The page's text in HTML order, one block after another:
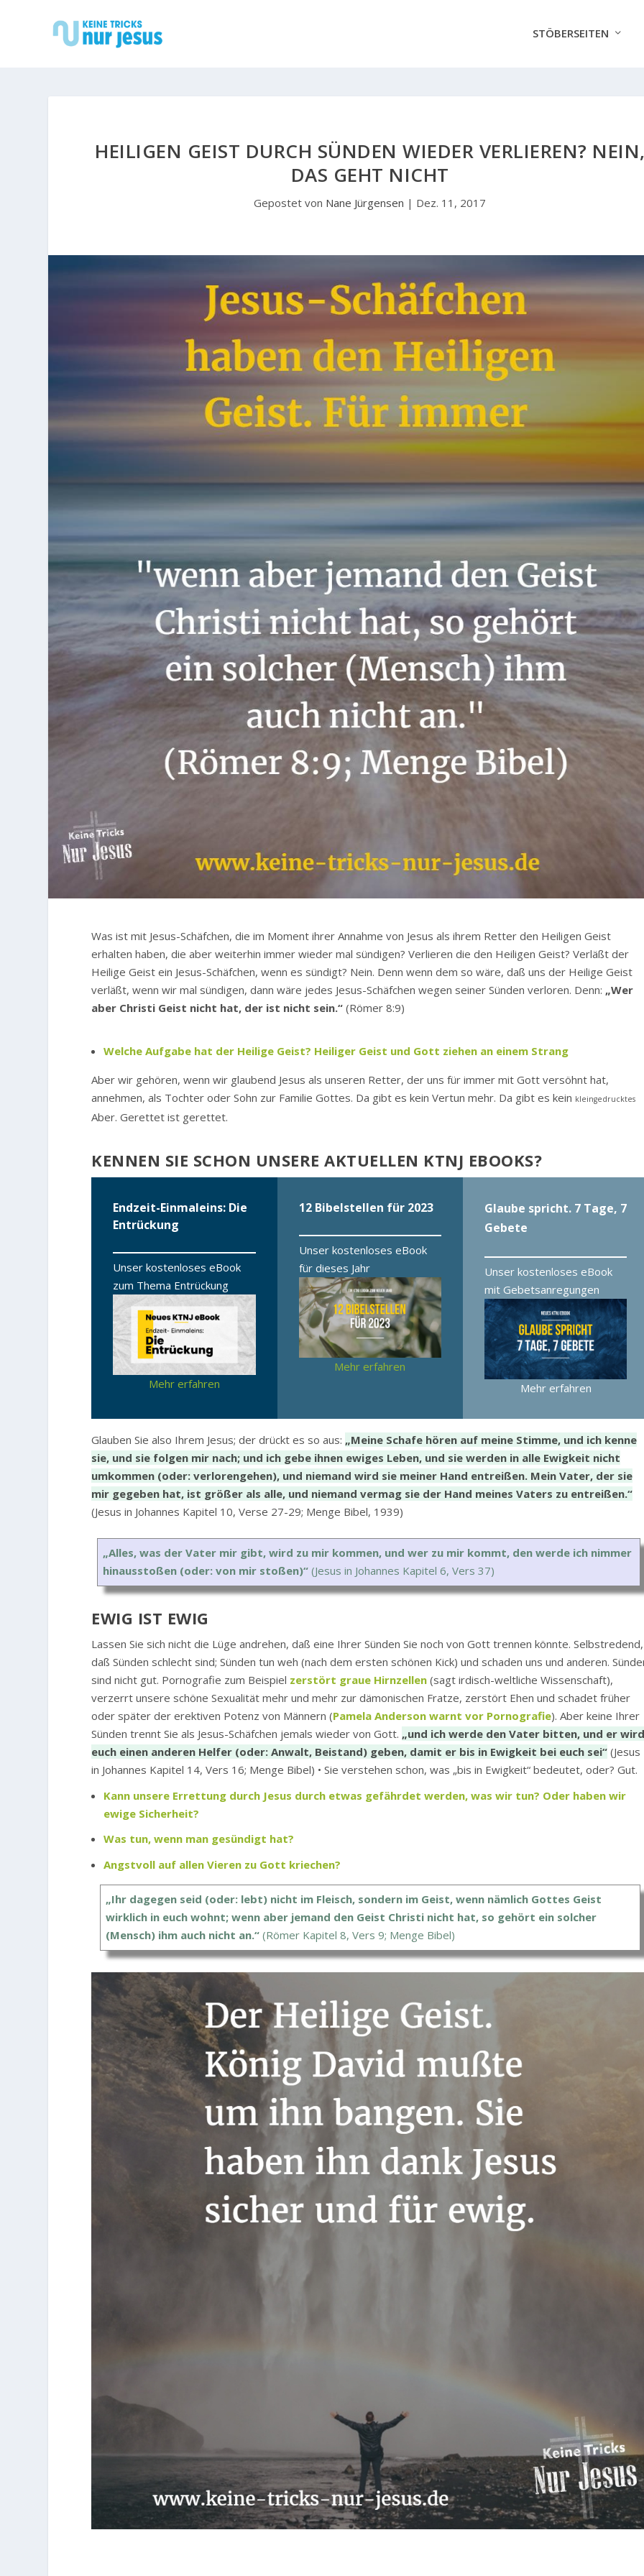
STÖBERSEITEN
HEILIGEN GEIST DURCH SÜNDEN WIEDER VERLIEREN?
DAS GEHT NICHT
Gepostet von Nane Jürgensen | Dez. 11, 2017
Was ist mit Jesus-Schäfchen, die im Moment ihrer Annahme von Jesus als ihrem Retter den Heiligen Geist
erhalten haben, die aber weiterhin immer wieder mal sündigen? Verlieren die den Heiligen Geist? Verläßt der
Heilige Geist ein Jesus-Schäfchen, wenn es sündigt? Nein. Denn wenn dem so wäre, daß uns der Heilige Geist
verläßt, wenn wir mal sündigen, dann wäre jedes Jesus-Schäfchen wegen seiner Sünden verloren. Denn: „Wer
aber Christi Geist nicht hat, der ist nicht sein.“ (Römer 8:9)
Welche Aufgabe hat der Heilige Geist? Heiliger Geist und Gott ziehen an einem Strang
Aber wir gehören, wenn wir glaubend Jesus als unseren Retter, der uns für immer mit Gott versöhnt hat,
annehmen, als Tochter oder Sohn zur Familie Gottes. Da gibt es kein Vertun mehr. Da gibt es kein kleingedrucktes
Aber. Gerettet ist gerettet.
KENNEN SIE SCHON UNSERE AKTUELLEN KTNJ EBOOKS?
Endzeit-Einmaleins: Die
Entrückung
Unser kostenloses eBook
zum Thema Entrückung
Mehr erfahren
12 Bibelstellen für 2023
Unser kostenloses eBook
für dieses Jahr
Mehr erfahren
Glaube spricht. 7 Tage, 7
Gebete
Unser kostenloses eBook
mit Gebetsanregungen
Mehr erfahren
Glauben Sie also Ihrem Jesus; der drückt es so aus: „Meine Schafe hören auf meine Stimme, und ich kenne
sie, und sie folgen mir nach; und ich gebe ihnen ewiges Leben, und sie werden in alle Ewigkeit nicht
umkommen (oder: verlorengehen), und niemand wird sie meiner Hand entreißen. Mein Vater, der sie
mir gegeben hat, ist größer als alle, und niemand vermag sie der Hand meines Vaters zu entreißen.“
(Jesus in Johannes Kapitel 10, Verse 27-29; Menge Bibel, 1939)
„Alles, was der Vater mir gibt, wird zu mir kommen, und wer zu mir kommt, den werde ich nimmer
hinausstoßen (oder: von mir stoßen)“ (Jesus in Johannes Kapitel 6, Vers 37)
EWIG IST EWIG
Lassen Sie sich nicht die Lüge andrehen, daß eine Ihrer Sünden Sie noch von Gott trennen könnte. Selbstredend,
daß Sünden schlecht sind; Sünden tun weh (nach dem ersten schönen Kick) und schaden uns und anderen.
sind nicht gut. Pornografie zum Beispiel zerstört graue Hirnzellen (sagt irdisch-weltliche Wissenschaft),
verzerrt unsere schöne Sexualität mehr und mehr zur dämonischen Fratze, zerstört Ehen und schadet früher
oder später der erektiven Potenz von Männern (Pamela Anderson warnt vor Pornografie). Aber keine Ihrer
Sünden trennt Sie als Jesus-Schäfchen jemals wieder von Gott. „und ich werde den Vater bitten, und er
euch einen anderen Helfer (oder: Anwalt, Beistand) geben, damit er bis in Ewigkeit bei euch sei“ (Jesus
in Johannes Kapitel 14, Vers 16; Menge Bibel) • Sie verstehen schon, was „bis in Ewigkeit“ bedeutet, oder? Gut.
Kann unsere Errettung durch Jesus durch etwas gefährdet werden, was wir tun? Oder haben wir
ewige Sicherheit?
Was tun, wenn man gesündigt hat?
Angstvoll auf allen Vieren zu Gott kriechen?
„Ihr dagegen seid (oder: lebt) nicht im Fleisch, sondern im Geist, wenn nämlich Gottes Geist
wirklich in euch wohnt; wenn aber jemand den Geist Christi nicht hat, so gehört ein solcher
(Mensch) ihm auch nicht an.“ (Römer Kapitel 8, Vers 9; Menge Bibel)